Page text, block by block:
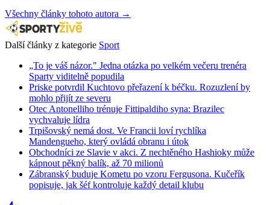
Všechny články tohoto autora →
Další články z kategorie Sport
„To je váš názor." Jedna otázka po velkém večeru trenéra
Sparty viditelně popudila
Priske potvrdil Kuchtovo přeřazení k béčku. Rozuzlení by
mohlo přijít ze severu
Otec Antonelliho trénuje Fittipaldiho syna: Brazilec
vychvaluje lídra
Trpišovský nemá dost. Ve Francii loví rychlíka
Mandengueho, který ovládá obranu i útok
Obchodníci ze Slavie v akci. Z nechtěného Hashioky může
kápnout pěkný balík, až 70 milionů
Zábranský buduje Kometu po vzoru Fergusona. Kučeřík
popisuje, jak šéf kontroluje každý detail klubu